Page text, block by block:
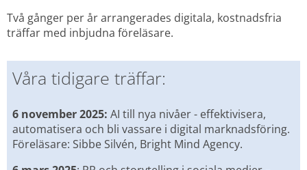
Två gånger per år arrangerades digitala, kostnadsfria
träffar med inbjudna föreläsare.
Våra tidigare träffar:
6 november 2025: AI till nya nivåer - effektivisera,
automatisera och bli vassare i digital marknadsföring.
Föreläsare: Sibbe Silvén, Bright Mind Agency.